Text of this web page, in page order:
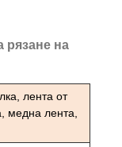
рязане на
лента от
медна лента,